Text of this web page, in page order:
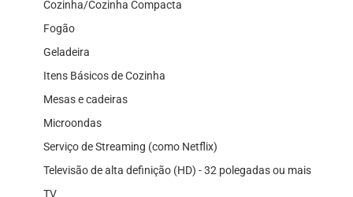
Cozinha/Cozinha Compacta
Fogão
Geladeira
Itens Básicos de Cozinha
Mesas e cadeiras
Microondas
Serviço de Streaming (como Netflix)
Televisão de alta definição (HD) - 32 polegadas ou mais
TV